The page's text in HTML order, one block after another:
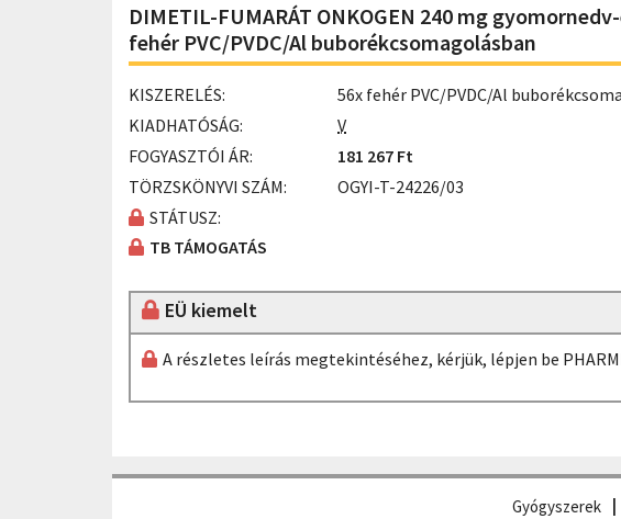
DIMETIL-FUMARÁT ONKOGEN 240 mg
fehér PVC/PVDC/Al buborékcsomagolásban
KISZERELÉS:
56x fehér PVC/PVDC/Al
KIADHATÓSÁG:
V
FOGYASZTÓI ÁR:
181 267 Ft
TÖRZSKÖNYVI SZÁM:
OGYI-T-24226/03
STÁTUSZ:
TB TÁMOGATÁS
EÜ kiemelt
A részletes leírás megtekintéséhez, kérjük, lépjen be
Gyógyszerek